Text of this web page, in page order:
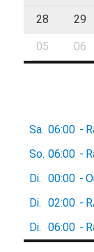
28 29
05 06
Sa. 06:00 -
So. 06:00 -
Di.
00:00 -
Di.
02:00 -
Di.
06:00 -